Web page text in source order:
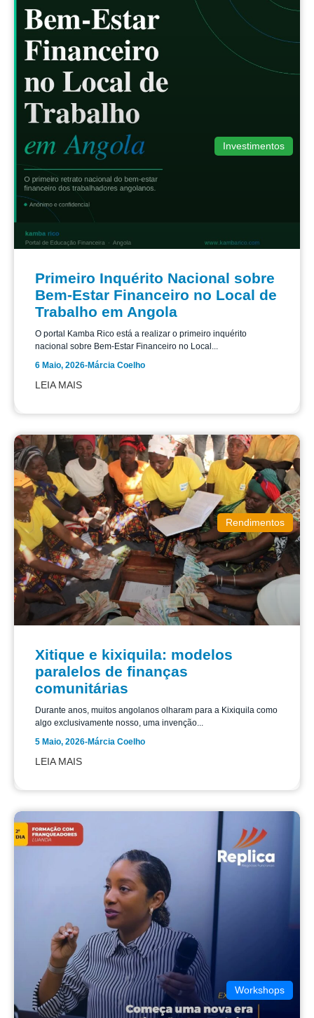
Investimentos
Primeiro Inquérito Nacional sobre
Bem-Estar Financeiro no Local de
Trabalho em Angola
O portal Kamba Rico está a realizar o primeiro inquérito
nacional sobre Bem-Estar Financeiro no Local...
6 Maio, 2026-Márcia Coelho
LEIA MAIS
Rendimentos
Xitique e kixiquila: modelos
paralelos de finanças
comunitárias
Durante anos, muitos angolanos olharam para a Kixiquila como
algo exclusivamente nosso, uma invenção...
5 Maio, 2026-Márcia Coelho
LEIA MAIS
Workshops